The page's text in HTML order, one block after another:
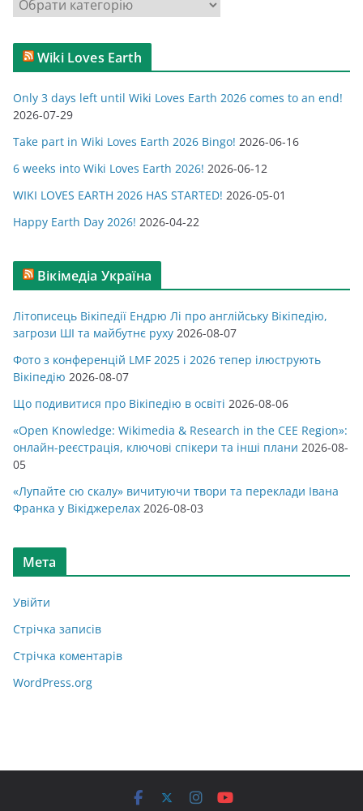
а
т
о
р
і
ї
Wiki Loves Earth
Only 3 days left until Wiki Loves Earth 2026 comes to an end!
2026-07-29
Take part in Wiki Loves Earth 2026 Bingo! 2026-06-16
6 weeks into Wiki Loves Earth 2026! 2026-06-12
WIKI LOVES EARTH 2026 HAS STARTED! 2026-05-01
Happy Earth Day 2026! 2026-04-22
Вікімедіа Україна
Літописець Вікіпедії Ендрю Лі про англійську Вікіпедію,
загрози ШІ та майбутнє руху 2026-08-07
Фото з конференцій LMF 2025 і 2026 тепер ілюструють
Вікіпедію 2026-08-07
Що подивитися про Вікіпедію в освіті 2026-08-06
«Open Knowledge: Wikimedia & Research in the CEE Region»:
онлайн-реєстрація, ключові спікери та інші плани 2026-08-
05
«Лупайте сю скалу» вичитуючи твори та переклади Івана
Франка у Вікіджерелах 2026-08-03
Мета
Увійти
Стрічка записів
Стрічка коментарів
WordPress.org